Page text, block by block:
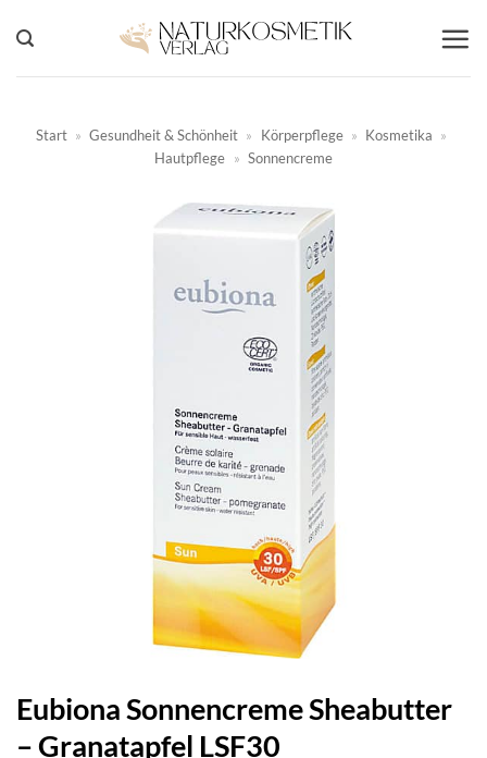
Inhalt
springen
Start » Gesundheit & Schönheit » Körperpflege » Kosmetika »
Hautpflege » Sonnencreme
Eubiona Sonnencreme Sheabutter
– Granatapfel LSF30